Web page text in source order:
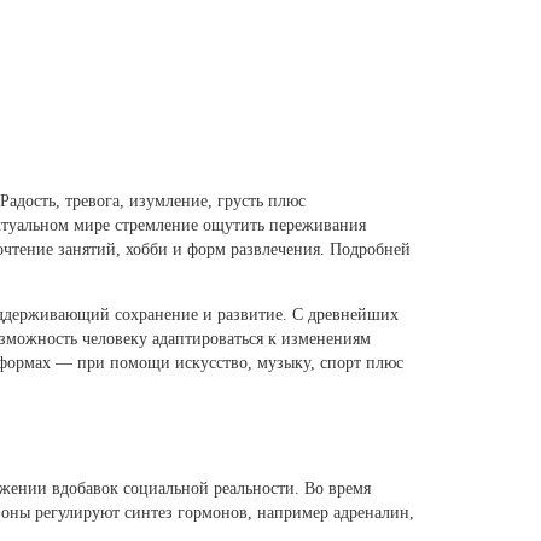
тревога, изумление, грусть плюс
мире стремление ощутить переживания
занятий, хобби и форм развлечения. Подробней
сохранение и развитие. С древнейших
человеку адаптироваться к изменениям
формах — при помощи искусство, музыку, спорт плюс
вдобавок социальной реальности. Во время
регулируют синтез гормонов, например адреналин,